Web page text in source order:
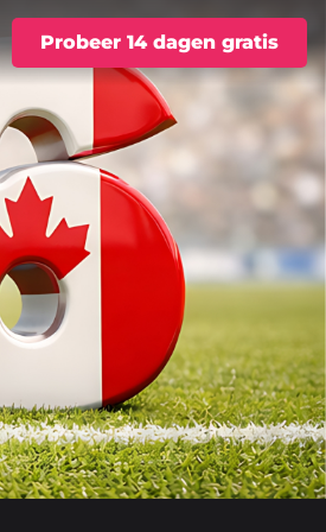
Probeer 14 dagen gratis